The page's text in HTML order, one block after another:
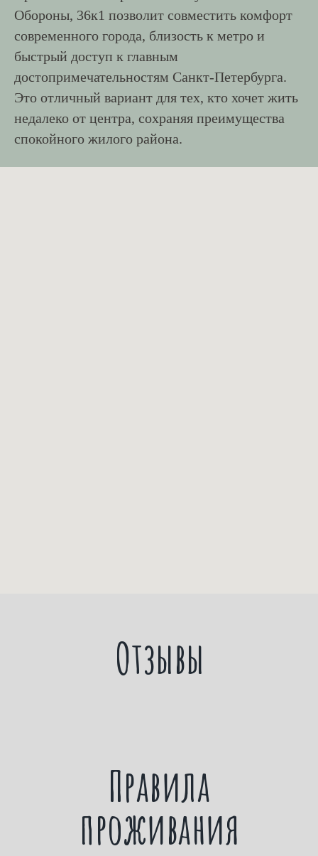
Обороны, 36к1 позволит совместить комфорт
современного города, близость к метро и
быстрый доступ к главным
достопримечательностям Санкт-Петербурга.
Это отличный вариант для тех, кто хочет жить
недалеко от центра, сохраняя преимущества
спокойного жилого района.
Отзывы
Правила
проживания